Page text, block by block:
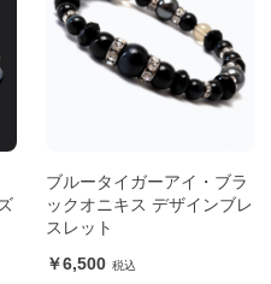
ブルータイガーアイ・ブラ
ックオニキス デザインブレ
スレット
6,500